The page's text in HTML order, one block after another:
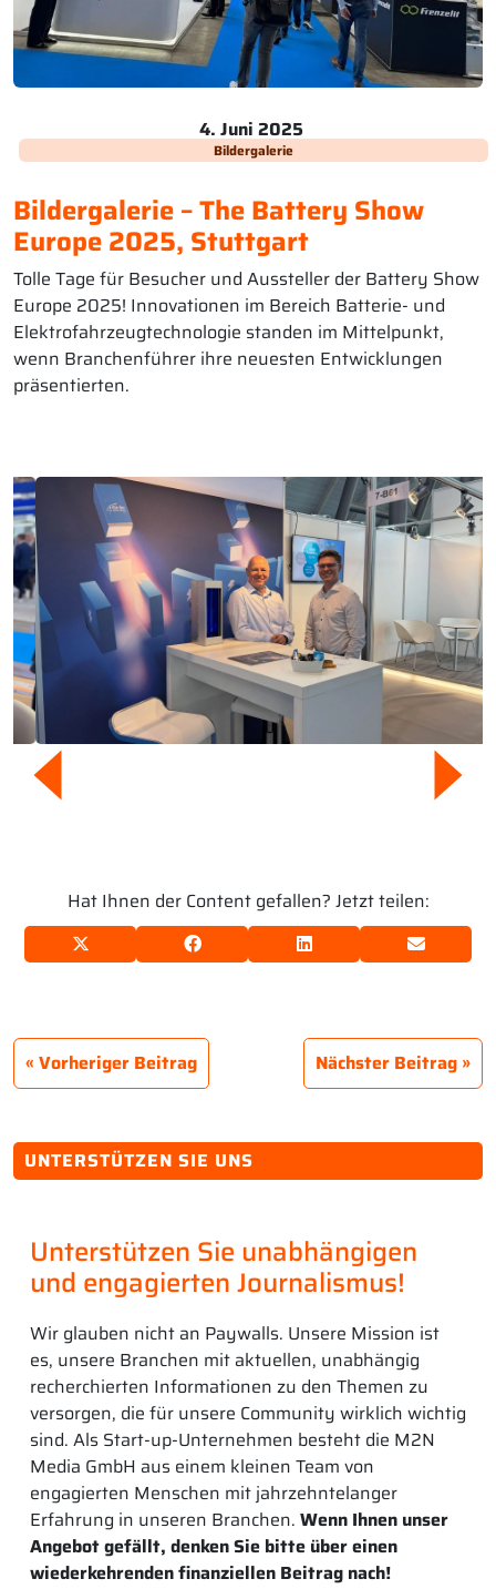
4. Juni 2025
Bildergalerie
Bildergalerie – The Battery Show
Europe 2025, Stuttgart
Tolle Tage für Besucher und Aussteller der Battery Show
Europe 2025! Innovationen im Bereich Batterie- und
Elektrofahrzeugtechnologie standen im Mittelpunkt,
wenn Branchenführer ihre neuesten Entwicklungen
präsentierten.
Hat Ihnen der Content gefallen? Jetzt teilen:
Vorheriger Beitrag Nächster Beitrag
UNTERSTÜTZEN SIE UNS
Unterstützen Sie unabhängigen
und engagierten Journalismus!
Wir glauben nicht an Paywalls. Unsere Mission ist
es, unsere Branchen mit aktuellen, unabhängig
recherchierten Informationen zu den Themen zu
versorgen, die für unsere Community wirklich wichtig
sind. Als Start-up-Unternehmen besteht die M2N
Media GmbH aus einem kleinen Team von
engagierten Menschen mit jahrzehntelanger
Erfahrung in unseren Branchen. Wenn Ihnen unser
Angebot gefällt, denken Sie bitte über einen
wiederkehrenden finanziellen Beitrag nach!